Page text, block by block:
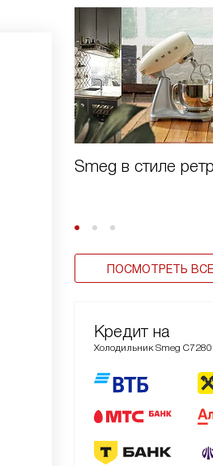
Smeg в стиле
ПОСМОТРЕТЬ
Кредит на
Холодильник Smeg